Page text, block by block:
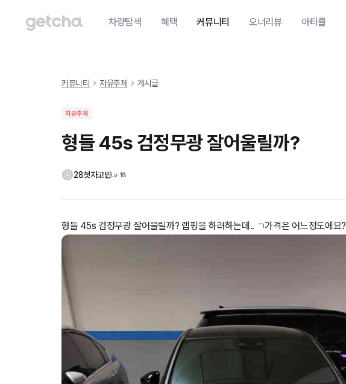
차량탐색 혜택 커뮤니티 오너리뷰 아티클
커뮤니티 자유주제 게시글
자유주제
형들 45s 검정무광 잘어울릴까?
28첫차고민Lv 18
형들 45s 검정무광 잘어울릴까? 랩핑을 하려하는데.. ㄱ가격은 어느정도에요?